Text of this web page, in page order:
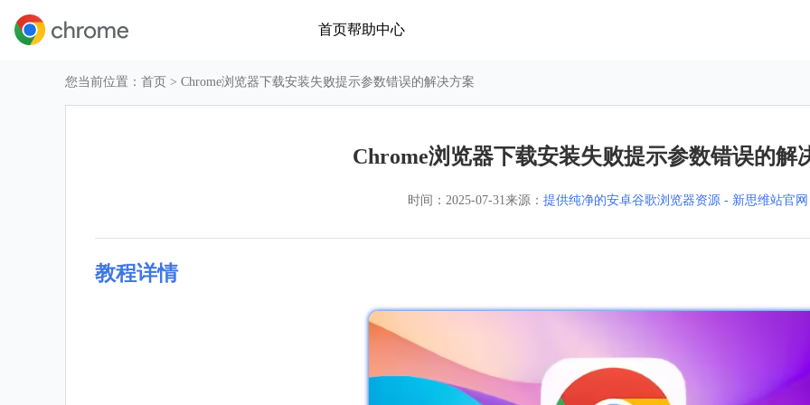
首页帮助中心
您当前位置： 首页 > Chrome浏览器下载安装失败提示参数错误的解决方案
Chrome浏览器下载安装失败提示参数错误的解
时间： 2025-07-31来源： 提供纯净的安卓谷歌浏览器资源 - 新思维站官网
教程详情